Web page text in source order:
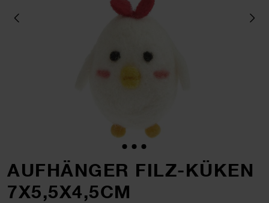
AUFHÄNGER FILZ-KÜKEN
7X5,5X4,5CM